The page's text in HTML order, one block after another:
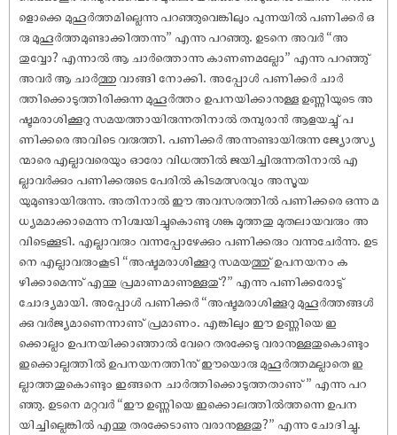
ളൊക്കെ മുഹൂർത്തമില്ലെന്നു പറഞ്ഞുവെങ്കിലും പുന്നയിൽ പണിക്കർ ഒ
രു മുഹൂർത്തമുണ്ടാക്കിത്തന്നു” എന്നു പറഞ്ഞു. ഉടനെ അവർ “അ
തുവ്വോ? എന്നാൽ ആ ചാർത്തൊന്നു കാണണമല്ലോ” എന്നു പറഞ്ഞു്
അവർ ആ ചാർത്തു വാങ്ങി നോക്കി. അപ്പോൾ പണിക്കർ ചാർ
ത്തിക്കൊടുത്തിരിക്കുന്ന മുഹൂർത്തം ഉപനയിക്കാനുള്ള ഉണ്ണിയുടെ അ
ഷ്ടമരാശിക്കൂറു സമയത്തായിരുന്നതിനാൽ തമ്പുരാൻ ആളയച്ചു് പ
ണിക്കരെ അവിടെ വരുത്തി. പണിക്കർ അന്നുണ്ടായിരുന്ന ജ്യോത്സ്യ
ന്മാരെ എല്ലാവരെയും ഓരോ വിധത്തിൽ ജയിച്ചിരുന്നതിനാൽ എ
ല്ലാവർക്കും പണിക്കരുടെ പേരിൽ കിടമത്സരവും അസൂയ
യുമുണ്ടായിരുന്നു. അതിനാൽ ഈ അവസരത്തിൽ പണിക്കരെ ഒന്നു മ
ധ്യമമാക്കാമെന്നു നിശ്ചയിച്ചുകൊണ്ടു ശങ്കു മൂത്തതു മുതലായവരും അ
വിടെക്കൂടി. എല്ലാവരും വന്നപ്പോഴേക്കും പണിക്കരും വന്നുചേർന്നു. ഉട
നെ എല്ലാവരുംകൂടി “അഷ്ടമരാശിക്കൂറു സമയത്തു് ഉപനയനം ക
ഴിക്കാമെന്നു് എന്തു പ്രമാണമാണുള്ളതു്?” എന്നു പണിക്കരോടു്
ചോദ്യമായി. അപ്പോൾ പണിക്കർ “അഷ്ടമരാശിക്കൂറു മുഹൂർത്തങ്ങൾ
ക്കു വർജ്യമാണെന്നാണു് പ്രമാണം. എങ്കിലും ഈ ഉണ്ണിയെ ഇ
ക്കൊല്ലം ഉപനയിക്കാഞ്ഞാൽ വേറെ തരക്കേടു വരാനുള്ളതുകൊണ്ടും
ഇക്കൊല്ലത്തിൽ ഉപനയനത്തിനു് ഈയൊരു മുഹൂർത്തമല്ലാതെ ഇ
ല്ലാത്തതുകൊണ്ടും ഇങ്ങനെ ചാർത്തിക്കൊടുത്തതാണു് ” എന്നു പറ
ഞ്ഞു. ഉടനെ മറ്റവർ “ഈ ഉണ്ണിയെ ഇക്കൊലത്തിൽത്തന്നെ ഉപന
യിച്ചില്ലെങ്കിൽ എന്തു തരക്കേടാണു വരാനുള്ളതു?” എന്നു ചോദിച്ചു.